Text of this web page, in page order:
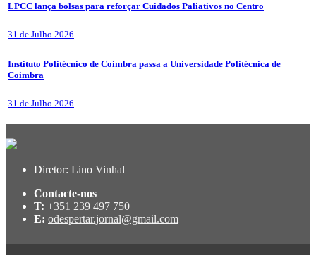
LPCC lança bolsas para reforçar Cuidados Paliativos no Centro
31 de Julho 2026
Instituto Politécnico de Coimbra passa a Universidade Politécnica de
Coimbra
31 de Julho 2026
Diretor: Lino Vinhal
Contacte-nos
T: +351 239 497 750
E: odespertar.jornal@gmail.com